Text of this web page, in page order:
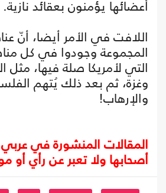
أعضائها يؤمنون بعقائد نازية.
اللافت في الأمر أيضا، أنّ
المجموعة وجودوا في كل
التي لأمريكا صلة فيها، مثل
وغزة، ثم بعد ذلك يُتهم
والإرهاب!
أصحابها ولا تعبر عن رأي